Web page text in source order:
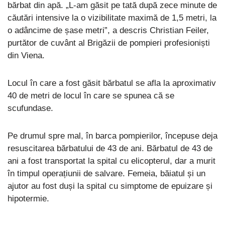
bărbat din apă. „L-am găsit pe tată după zece minute de
căutări intensive la o vizibilitate maximă de 1,5 metri, la
o adâncime de șase metri”, a descris Christian Feiler,
purtător de cuvânt al Brigăzii de pompieri profesioniști
din Viena.
Locul în care a fost găsit bărbatul se afla la aproximativ
40 de metri de locul în care se spunea că se
scufundase.
Pe drumul spre mal, în barca pompierilor, începuse deja
resuscitarea bărbatului de 43 de ani. Bărbatul de 43 de
ani a fost transportat la spital cu elicopterul, dar a murit
în timpul operațiunii de salvare. Femeia, băiatul și un
ajutor au fost duși la spital cu simptome de epuizare și
hipotermie.